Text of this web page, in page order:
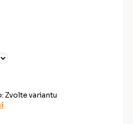
Zvolte variantu